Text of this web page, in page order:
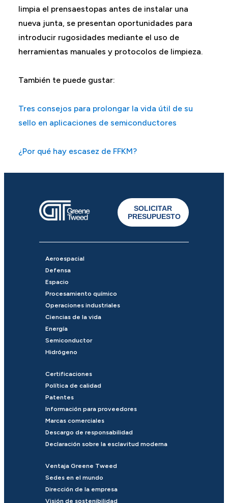
limpia el prensaestopas antes de instalar una
nueva junta, se presentan oportunidades para
introducir rugosidades mediante el uso de
herramientas manuales y protocolos de limpieza.
También te puede gustar:
Tres consejos para prolongar la vida útil de su
sello en aplicaciones de semiconductores
¿Por qué hay escasez de FFKM?
SOLICITAR
PRESUPUESTO
Aeroespacial
Defensa
Espacio
Procesamiento químico
Operaciones industriales
Ciencias de la vida
Energía
Semiconductor
Hidrógeno
Certificaciones
Política de calidad
Patentes
Información para proveedores
Marcas comerciales
Descargo de responsabilidad
Declaración sobre la esclavitud moderna
Ventaja Greene Tweed
Sedes en el mundo
Dirección de la empresa
Visión de sostenibilidad